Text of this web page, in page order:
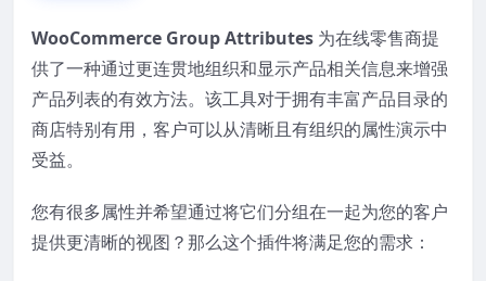
WooCommerce Group Attributes 为在线零售商提
供了一种通过更连贯地组织和显示产品相关信息来增强
产品列表的有效方法。该工具对于拥有丰富产品目录的
商店特别有用，客户可以从清晰且有组织的属性演示中
受益。
您有很多属性并希望通过将它们分组在一起为您的客户
提供更清晰的视图？那么这个插件将满足您的需求：